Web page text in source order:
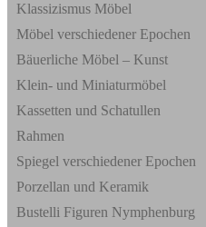
Klassizismus Möbel
Möbel verschiedener Epochen
Bäuerliche Möbel – Kunst
Klein- und Miniaturmöbel
Kassetten und Schatullen
Rahmen
Spiegel verschiedener Epochen
Porzellan und Keramik
Bustelli Figuren Nymphenburg